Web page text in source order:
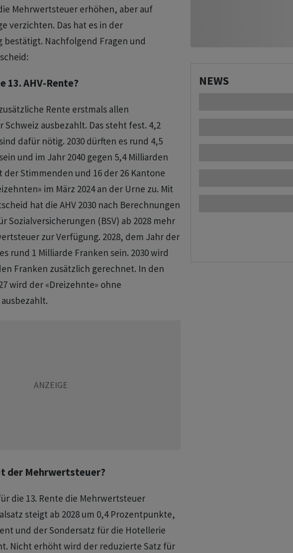
Mehrwertsteuer erhöhen, aber auf
verzichten. Das hat es in der
bestätigt. Nachfolgend Fragen und
13. AHV-Rente?
Rente erstmals allen
Schweiz ausbezahlt. Das steht fest. 4,2
dafür nötig. 2030 dürften es rund 4,5
und im Jahr 2040 gegen 5,4 Milliarden
der Stimmenden und 16 der 26 Kantone
im März 2024 an der Urne zu. Mit
hat die AHV 2030 nach Berechnungen
Sozialversicherungen (BSV) ab 2028 mehr
zur Verfügung. 2028, dem Jahr der
rund 1 Milliarde Franken sein. 2030 wird
Franken zusätzlich gerechnet. In den
wird der «Dreizehnte» ohne
der Mehrwertsteuer?
die 13. Rente die Mehrwertsteuer
steigt ab 2028 um 0,4 Prozentpunkte,
und der Sondersatz für die Hotellerie
Nicht erhöht wird der reduzierte Satz für
NEWS